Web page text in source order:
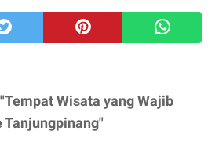
Wisata yang Wajib